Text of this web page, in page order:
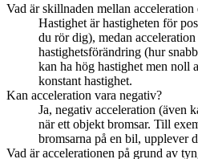
Vad är skillnaden mellan acceleration
Hastighet är hastigheten för
du rör dig), medan
hastighetsförändring (hur
kan ha hög hastighet men noll
konstant hastighet.
Kan acceleration vara negativ?
Ja, negativ acceleration (även
när ett objekt bromsar. Till
bromsarna på en bil, upplever
Vad är accelerationen på grund av